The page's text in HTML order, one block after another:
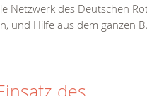
Netzwerk des Deutschen
und Hilfe aus dem ganzen
des